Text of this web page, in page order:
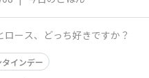
ース、どっち好きですか？
インデー